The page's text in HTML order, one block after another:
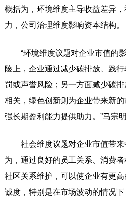
概括为，环境维度主导收益差异
力，公司治理维度影响资本结构。
“环境维度议题对企业市值的影
险上，企业通过减少碳排放、践
罚或声誉风险；另一方面减少碳
相关，绿色创新则为企业带来新
强长期盈利能力提供助力。”马宗明
社会维度议题对企业市值带来
为，通过良好的员工关系、消费
社区关系维护，可以使企业有更
诚度，特别是在市场波动的情况下